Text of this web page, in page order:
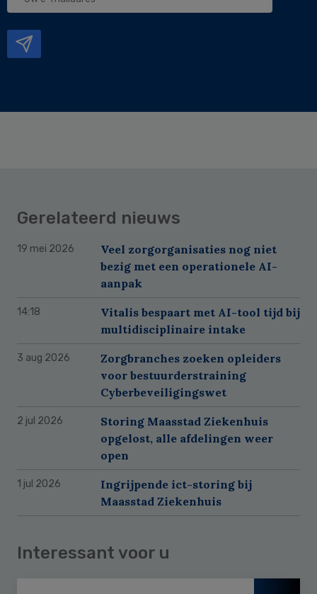
Gerelateerd nieuws
19 mei 2026
Veel zorgorganisaties nog niet
bezig met een operationele AI-
aanpak
14:18
Vitalis bespaart met AI-tool tijd bij
multidisciplinaire intake
3 aug 2026
Zorgbranches zoeken opleiders
voor bestuurderstraining
Cyberbeveiligingswet
2 jul 2026
Storing Maasstad Ziekenhuis
opgelost, alle afdelingen weer
open
1 jul 2026
Ingrijpende ict-storing bij
Maasstad Ziekenhuis
Interessant voor u